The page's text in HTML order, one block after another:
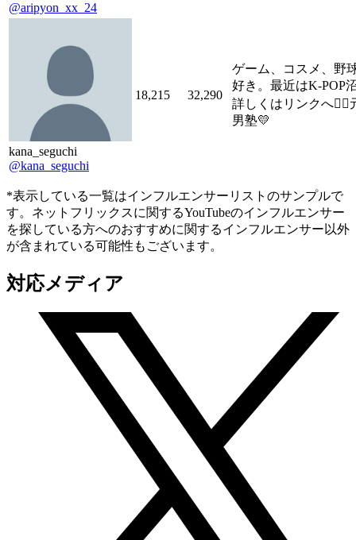
@aripyon_xx_24
kana_seguchi
@kana_seguchi
18,215 32,290
ゲーム、コスメ、野
好き。最近はK-POP
詳しくはリンクへ💁‍♀️
男塾💛
*表示している一覧はインフルエンサーリストのサンプルで
す。ネットフリックスに関するYouTubeのインフルエンサー
を探している方へのおすすめに関するインフルエンサー以外
が含まれている可能性もございます。
対応メディア